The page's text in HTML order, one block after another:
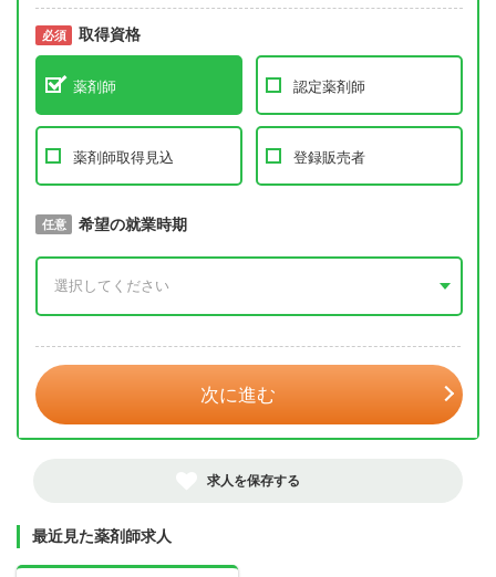
必須 取得資格
薬剤師 認定薬剤師
薬剤師取得見込 登録販売者
必須 取得予定年
任意 希望の就業時期
次に進む
求人を保存する
最近見た薬剤師求人